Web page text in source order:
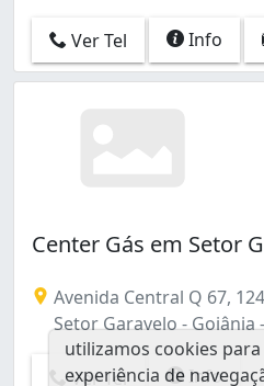
Ver Tel Info
Center Gás em Setor
Avenida Central Q 67,
Setor Garavelo - Goiânia
Ver Tel Info
utilizamos cookies
experiência de